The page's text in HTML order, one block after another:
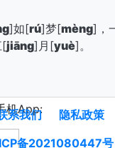
]如[rú]梦[mèng]，
[jiāng]月[yuè]。
机App:
系我们 隐私政策
备2021080447号